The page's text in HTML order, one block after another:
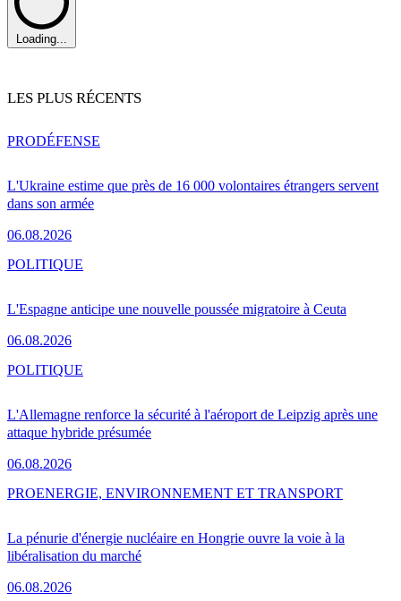
Loading...
LES PLUS RÉCENTS
L'Ukraine estime que près de 16 000 volontaires étrangers servent
dans son armée
06.08.2026
PRODÉFENSE
L'Espagne anticipe une nouvelle poussée migratoire à Ceuta
06.08.2026
POLITIQUE
L'Allemagne renforce la sécurité à l'aéroport de Leipzig après une
attaque hybride présumée
06.08.2026
POLITIQUE
La pénurie d'énergie nucléaire en Hongrie ouvre la voie à la
libéralisation du marché
06.08.2026
PROENERGIE, ENVIRONNEMENT ET TRANSPORT